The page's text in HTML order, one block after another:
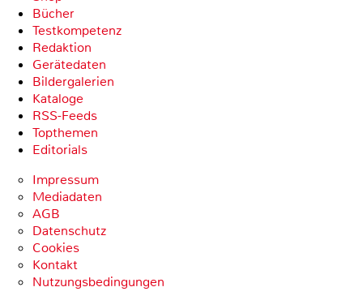
Bücher
Testkompetenz
Redaktion
Gerätedaten
Bildergalerien
Kataloge
RSS-Feeds
Topthemen
Editorials
Impressum
Mediadaten
AGB
Datenschutz
Cookies
Kontakt
Nutzungsbedingungen